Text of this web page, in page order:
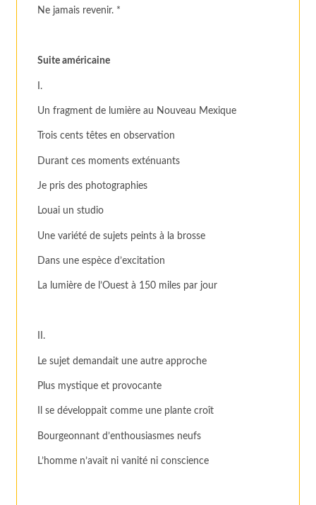
Ne jamais revenir. *
Suite américaine
I.
Un fragment de lumière au Nouveau Mexique
Trois cents têtes en observation
Durant ces moments exténuants
Je pris des photographies
Louai un studio
Une variété de sujets peints à la brosse
Dans une espèce d’excitation
La lumière de l’Ouest à 150 miles par jour
II.
Le sujet demandait une autre approche
Plus mystique et provocante
Il se développait comme une plante croît
Bourgeonnant d’enthousiasmes neufs
L’homme n’avait ni vanité ni conscience